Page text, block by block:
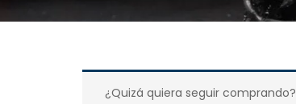
¿Quizá quiera seguir comprando?